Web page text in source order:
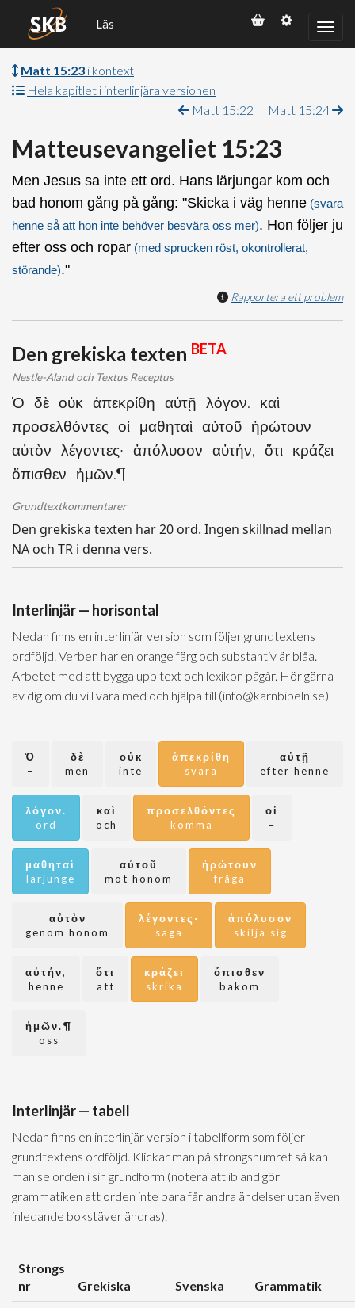
Läs
Matt 15:23 i kontext
Hela kapitlet i interlinjära versionen
Matt 15:22
Matt 15:24
Matteusevangeliet 15:23
Men Jesus sa inte ett ord. Hans lärjungar kom och
bad honom gång på gång: "Skicka i väg henne (svara
henne så att hon inte behöver besvära oss mer). Hon följer ju
efter oss och ropar (med sprucken röst, okontrollerat,
störande)."
Rapportera ett problem
Den grekiska texten BETA
Nestle-Aland och Textus Receptus
Ὁ δὲ οὐκ ἀπεκρίθη αὐτῇ λόγον. καὶ
προσελθόντες οἱ μαθηταὶ αὐτοῦ ἠρώτουν
αὐτὸν λέγοντες· ἀπόλυσον αὐτήν, ὅτι κράζει
ὄπισθεν ἡμῶν.¶
Grundtextkommentarer
Den grekiska texten har 20 ord. Ingen skillnad mellan
NA och TR i denna vers.
Interlinjär — horisontal
Nedan finns en interlinjär version som följer grundtextens
ordföljd. Verben har en orange färg och substantiv är blåa.
Arbetet med att bygga upp text och lexikon pågår. Hör gärna
av dig om du vill vara med och hjälpa till (info@karnbibeln.se).
Ὁ
–
δὲ
men
οὐκ
inte
ἀπεκρίθη
svara
αὐτῇ
efter henne
λόγον.
ord
καὶ
och
προσελθόντες
komma
οἱ
–
μαθηταὶ
lärjunge
αὐτοῦ
mot honom
ἠρώτουν
fråga
αὐτὸν
genom honom
λέγοντες·
säga
ἀπόλυσον
skilja sig
αὐτήν,
henne
ὅτι
att
κράζει
skrika
ὄπισθεν
bakom
ἡμῶν.¶
oss
Interlinjär — tabell
Nedan finns en interlinjär version i tabellform som följer
grundtextens ordföljd. Klickar man på strongsnumret så kan
man se orden i sin grundform (notera att ibland gör
grammatiken att orden inte bara får andra ändelser utan även
inledande bokstäver ändras).
Strongs
nr
Grekiska Svenska Grammatik